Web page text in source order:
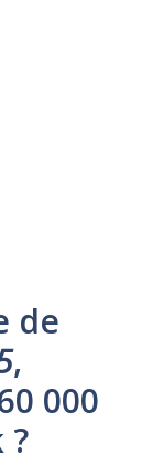
de
,
000
?